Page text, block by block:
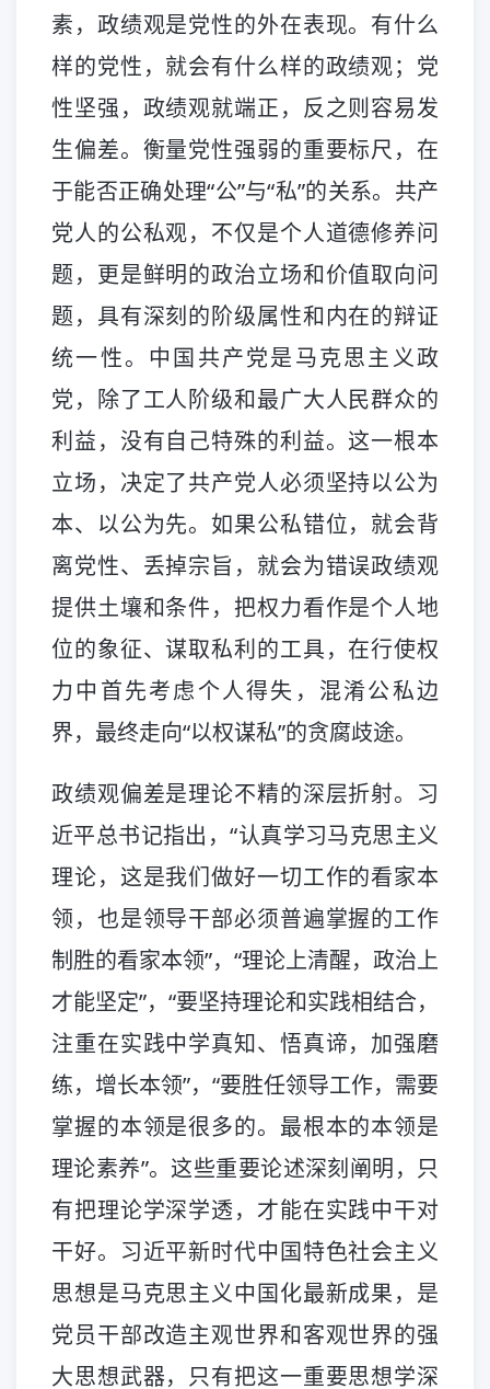
素，政绩观是党性的外在表现。有什么
样的党性，就会有什么样的政绩观；党
性坚强，政绩观就端正，反之则容易发
生偏差。衡量党性强弱的重要标尺，在
于能否正确处理“公”与“私”的关系。共产
党人的公私观，不仅是个人道德修养问
题，更是鲜明的政治立场和价值取向问
题，具有深刻的阶级属性和内在的辩证
统一性。中国共产党是马克思主义政
党，除了工人阶级和最广大人民群众的
利益，没有自己特殊的利益。这一根本
立场，决定了共产党人必须坚持以公为
本、以公为先。如果公私错位，就会背
离党性、丢掉宗旨，就会为错误政绩观
提供土壤和条件，把权力看作是个人地
位的象征、谋取私利的工具，在行使权
力中首先考虑个人得失，混淆公私边
界，最终走向“以权谋私”的贪腐歧途。
政绩观偏差是理论不精的深层折射。习
近平总书记指出，“认真学习马克思主义
理论，这是我们做好一切工作的看家本
领，也是领导干部必须普遍掌握的工作
制胜的看家本领”，“理论上清醒，政治上
才能坚定”，“要坚持理论和实践相结合，
注重在实践中学真知、悟真谛，加强磨
练，增长本领”，“要胜任领导工作，需要
掌握的本领是很多的。最根本的本领是
理论素养”。这些重要论述深刻阐明，只
有把理论学深学透，才能在实践中干对
干好。习近平新时代中国特色社会主义
思想是马克思主义中国化最新成果，是
党员干部改造主观世界和客观世界的强
大思想武器，只有把这一重要思想学深